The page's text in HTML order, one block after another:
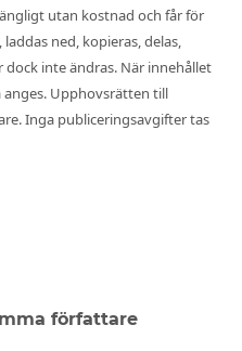
utan kostnad och får för
ned, kopieras, delas,
inte ändras. När innehållet
Upphovsrätten till
Inga publiceringsavgifter tas
författare